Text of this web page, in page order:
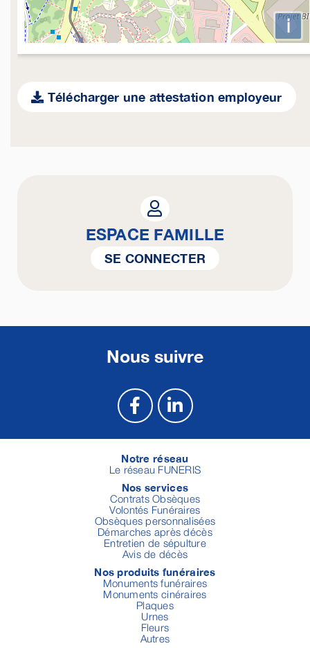
i
Télécharger une attestation employeur
ESPACE FAMILLE
SE CONNECTER
Nous suivre
Notre réseau
Le réseau FUNERIS
Nos services
Contrats Obsèques
Volontés Funéraires
Obsèques personnalisées
Démarches après décès
Entretien de sépulture
Avis de décès
Nos produits funéraires
Monuments funéraires
Monuments cinéraires
Plaques
Urnes
Fleurs
Autres